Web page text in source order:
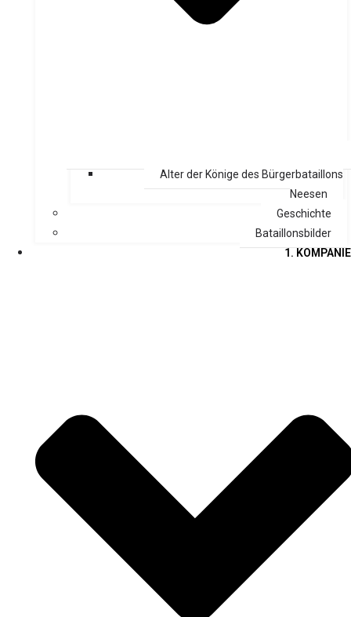
Alter der Könige des Bürgerbataillons
Neesen
Geschichte
Bataillonsbilder
1. KOMPANIE